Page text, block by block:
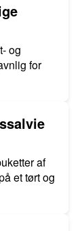
og
for
af
et tørt og